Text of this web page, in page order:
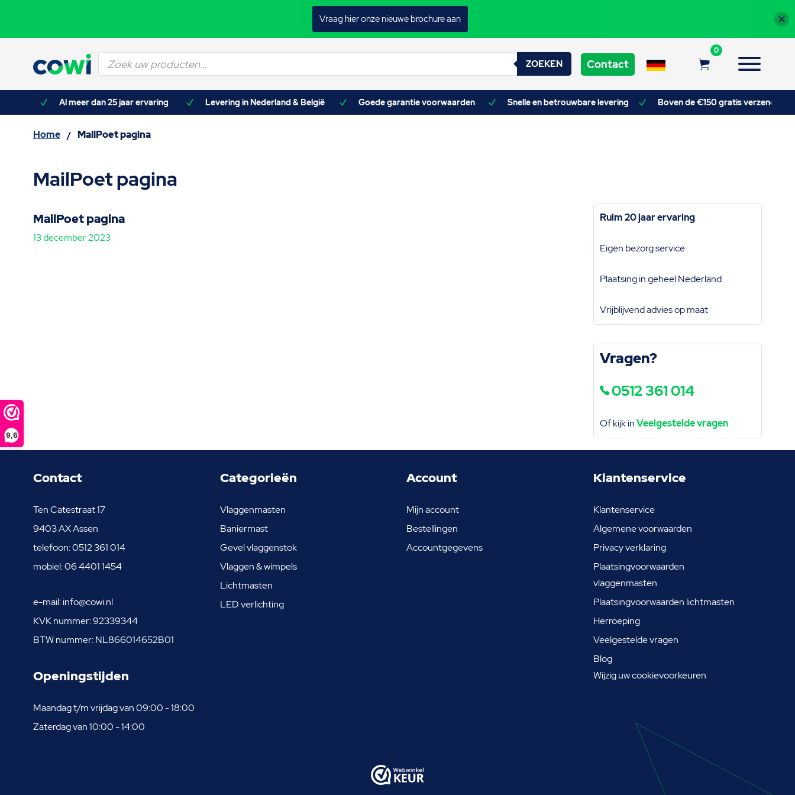
9,6
Producten
zoeken ZOEKEN Contact
0
Al meer dan 25 jaar ervaring Levering in Nederland & België Goede garantie voorwaarden Snelle en betrouwbare levering Boven de €150 gratis
Home / MailPoet pagina
MailPoet pagina
MailPoet pagina
13 december 2023
Ruim 20 jaar ervaring
Eigen bezorg service
Plaatsing in geheel Nederland
Vrijblijvend advies op maat
Vragen?
0512 361 014
Of kijk inVeelgestelde vragen
Contact
Ten Catestraat 17
9403 AX Assen
telefoon:0512 361 014
mobiel:06 4401 1454
e-mail:info@cowi.nl
KVK nummer: 92339344
BTW nummer: NL866014652B01
Openingstijden
Maandag t/m vrijdag van 09:00 - 18:00
Zaterdag van 10:00 - 14:00
Categorieën
Vlaggenmasten
Baniermast
Gevel vlaggenstok
Vlaggen & wimpels
Lichtmasten
LED verlichting
Account
Mijn account
Bestellingen
Accountgegevens
Klantenservice
Klantenservice
Algemene voorwaarden
Privacy verklaring
Plaatsingvoorwaarden
vlaggenmasten
Plaatsingvoorwaarden lichtmasten
Herroeping
Veelgestelde vragen
Blog
Wijzig uw cookievoorkeuren
Vraag hier onze nieuwe brochure aan